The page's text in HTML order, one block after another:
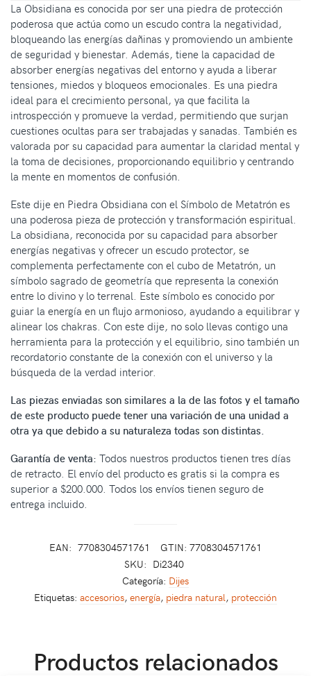
La Obsidiana es conocida por ser una piedra de protección
poderosa que actúa como un escudo contra la negatividad,
bloqueando las energías dañinas y promoviendo un ambiente
de seguridad y bienestar. Además, tiene la capacidad de
absorber energías negativas del entorno y ayuda a liberar
tensiones, miedos y bloqueos emocionales. Es una piedra
ideal para el crecimiento personal, ya que facilita la
introspección y promueve la verdad, permitiendo que surjan
cuestiones ocultas para ser trabajadas y sanadas. También es
valorada por su capacidad para aumentar la claridad mental y
la toma de decisiones, proporcionando equilibrio y centrando
la mente en momentos de confusión.
Este dije en Piedra Obsidiana con el Símbolo de Metatrón es
una poderosa pieza de protección y transformación espiritual.
La obsidiana, reconocida por su capacidad para absorber
energías negativas y ofrecer un escudo protector, se
complementa perfectamente con el cubo de Metatrón, un
símbolo sagrado de geometría que representa la conexión
entre lo divino y lo terrenal. Este símbolo es conocido por
guiar la energía en un flujo armonioso, ayudando a equilibrar y
alinear los chakras. Con este dije, no solo llevas contigo una
herramienta para la protección y el equilibrio, sino también un
recordatorio constante de la conexión con el universo y la
búsqueda de la verdad interior.
Las piezas enviadas son similares a la de las fotos y el tamaño
de este producto puede tener una variación de una unidad a
otra ya que debido a su naturaleza todas son distintas.
Garantía de venta: Todos nuestros productos tienen tres días
de retracto. El envío del producto es gratis si la compra es
superior a $200.000. Todos los envíos tienen seguro de
entrega incluido.
EAN: 7708304571761
GTIN: 7708304571761
SKU: Di2340
Categoría: Dijes
Etiquetas: accesorios, energía, piedra natural, protección
Productos relacionados